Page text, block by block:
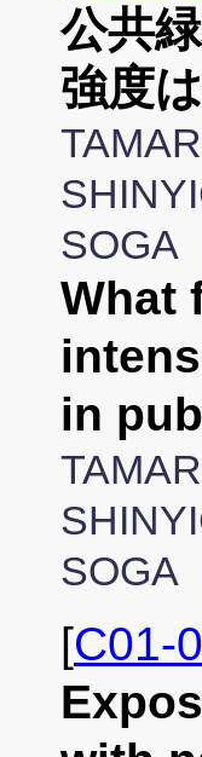
公共
強度
SOGA
What
in
SOGA
[C01-